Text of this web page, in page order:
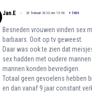
Jan.E 20 februari 2023 om 15:54 + 7431
Besneden vrouwen vinden sex
barbaars. Ooit op tv geweest.
Daar was ook te zien dat
sex hadden met oudere
mannen konden bevredigen.
Totaal geen gevoelens hebben
en dan vanaf 9 jaar constant